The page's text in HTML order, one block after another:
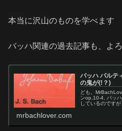
本当に沢山のものを学べます
バッハ関連の過去記事も、よろ
バッハ パルテ
の鬼が(!？)
ども。
ンop.10-4, バッ
しているのです
mrbachlover.com